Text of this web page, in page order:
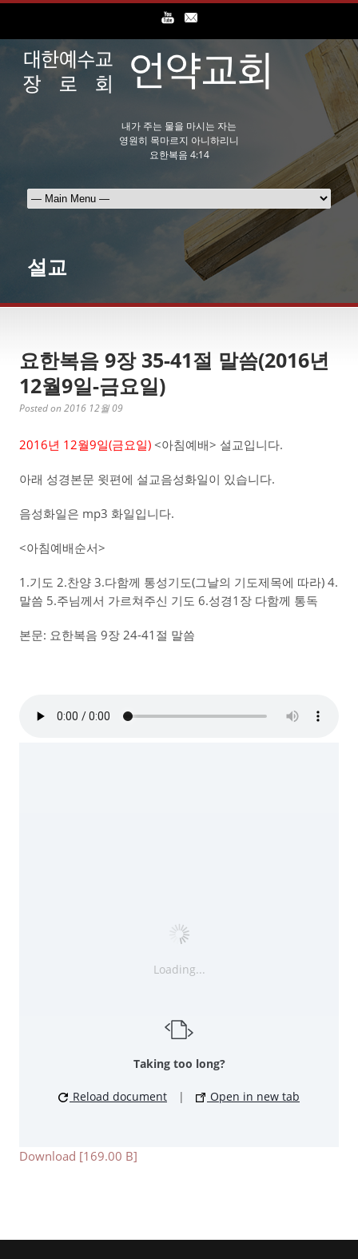
내가 주는 물을 마시는 자는
영원히 목마르지 아니하리니
요한복음 4:14
설교
요한복음 9장 35-41절 말씀(2016년
12월9일-금요일)
Posted on 2016 12월 09
2016년 12월9일(금요일) <아침예배> 설교입니다.
아래 성경본문 윗편에 설교음성화일이 있습니다.
음성화일은 mp3 화일입니다.
<아침예배순서>
1.기도 2.찬양 3.다함께 통성기도(그날의 기도제목에 따라) 4.
말씀 5.주님께서 가르쳐주신 기도 6.성경1장 다함께 통독
본문: 요한복음 9장 24-41절 말씀
Loading...
Taking too long?
Reload document | Open in new tab
Download [169.00 B]